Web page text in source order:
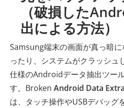
（破損した
出による方法）
Samsung端末の画面が真っ暗
ったり、システムがクラッシュ
仕様のAndroidデータ抽出ツー
す。Broken Android Data
は、タッチ操作やUSBデバッグ